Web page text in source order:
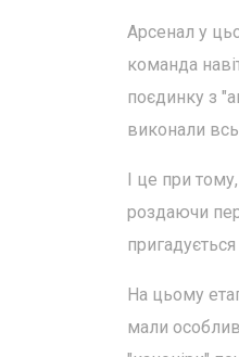
Арсенал у
команда
поєдинку з
виконали
І це при
роздаючи
На цьому
мали